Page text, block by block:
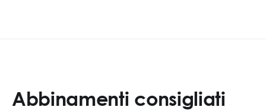
Abbinamenti consigliati